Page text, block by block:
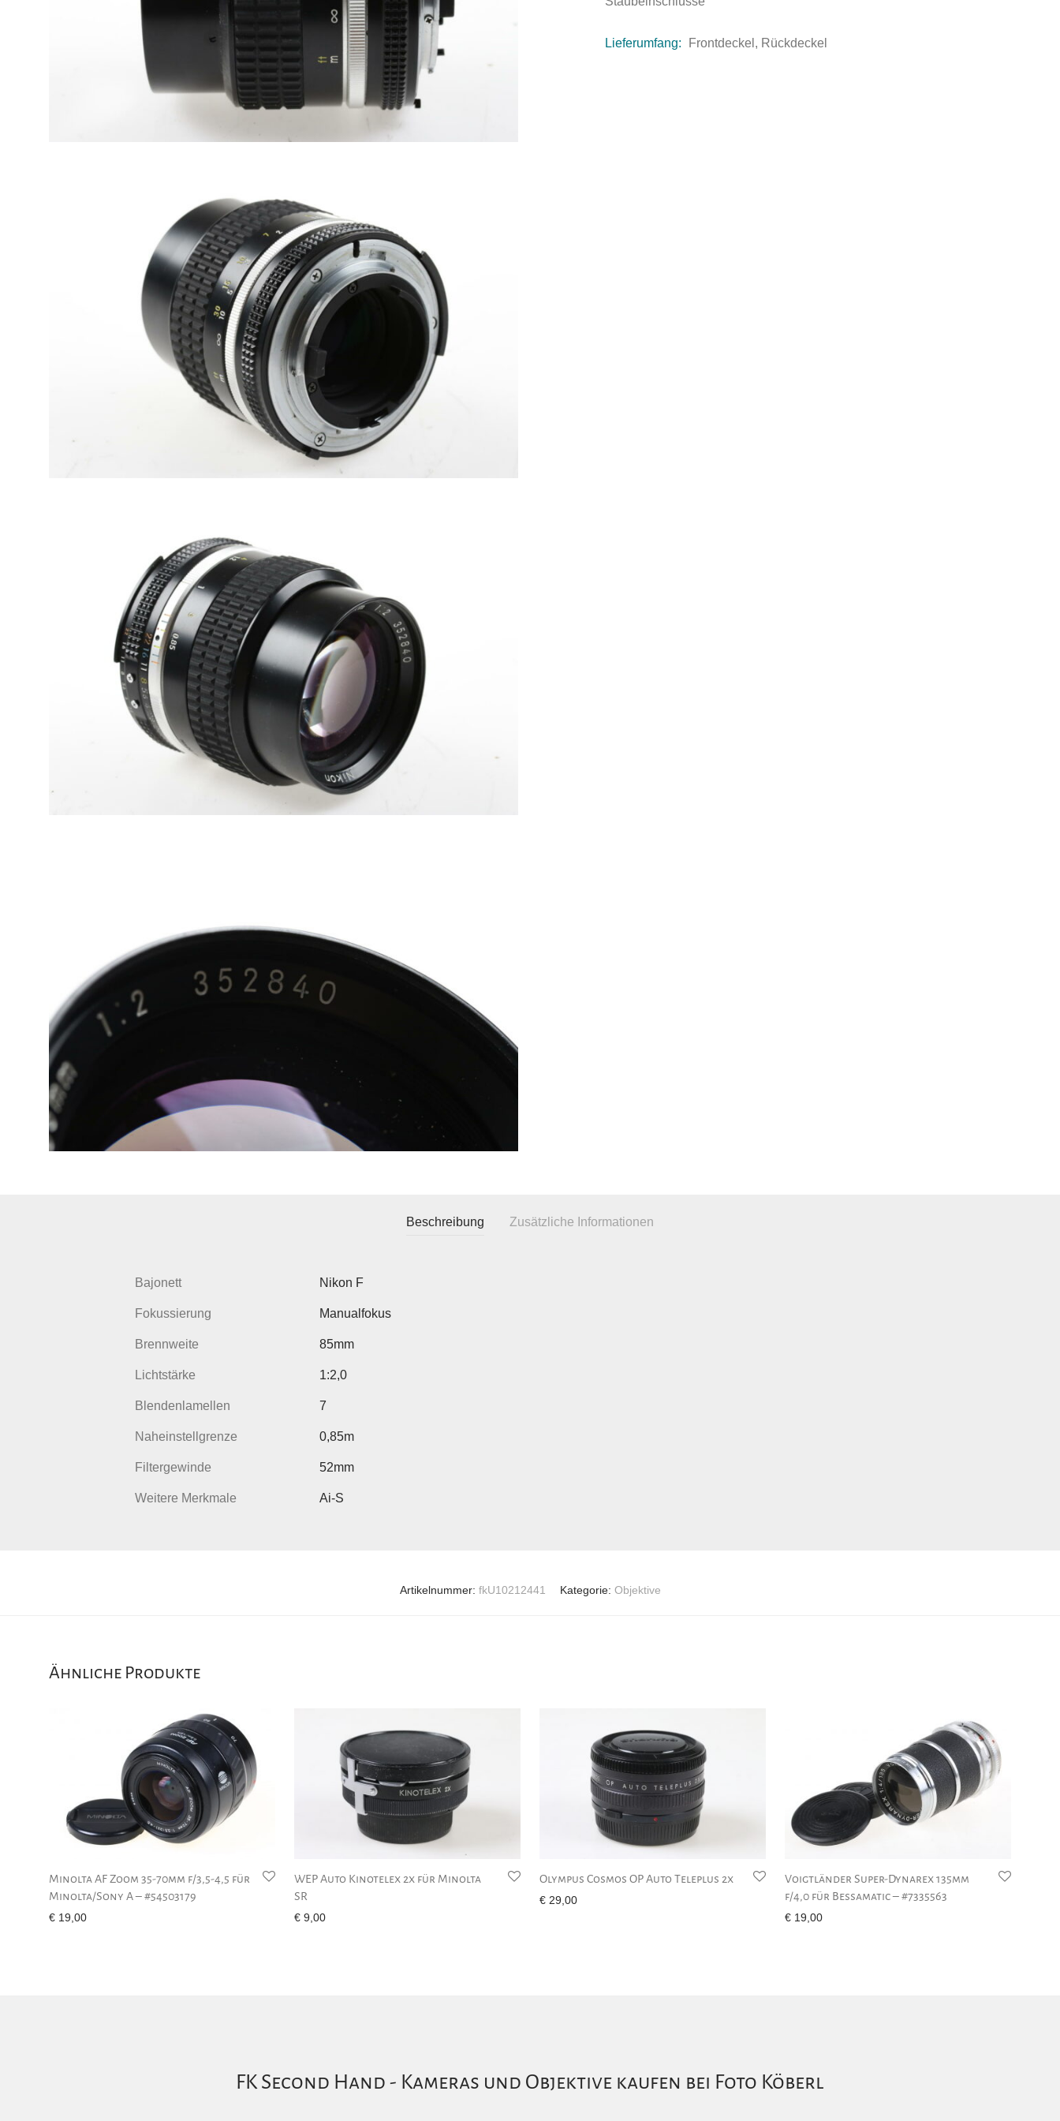
Lieferumfang: Frontdeckel, Rückdeckel
Beschreibung Zusätzliche Informationen
Bajonett Nikon F
Fokussierung Manualfokus
Brennweite 85mm
Lichtstärke 1:2,0
Blendenlamellen 7
Naheinstellgrenze 0,85m
Filtergewinde 52mm
Weitere Merkmale Ai-S
Artikelnummer: fkU10212441 Kategorie: Objektive
Ähnliche Produkte
Minolta AF Zoom 35-70mm f/3,5-4,5 für
Minolta/Sony A – #54503179
€ 19,00
WEP Auto Kinotelex 2x für Minolta
SR
€ 9,00
Olympus Cosmos OP Auto Teleplus 2x
€ 29,00
Voigtländer Super-Dynarex 135mm
f/4,0 für Bessamatic – #7335563
€ 19,00
FK Second Hand - Kameras und Objektive kaufen bei Foto Köberl